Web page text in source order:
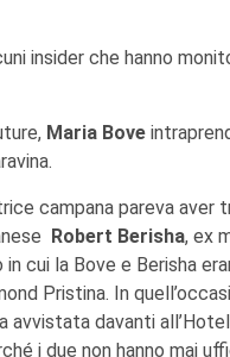
insider che hanno
Maria Bove
campana pareva aver
Robert Berisha, ex
cui la Bove e Berisha
Pristina. In
davanti
i due non hanno mai